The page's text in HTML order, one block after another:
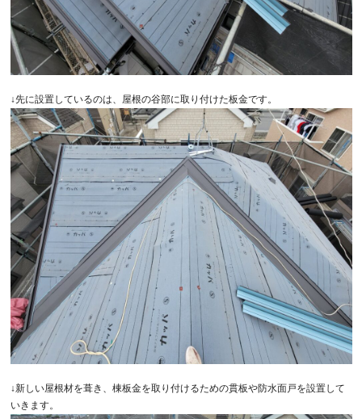
↓先に設置しているのは、屋根の谷部に取り付けた板金です。
↓新しい屋根材を葺き、棟板金を取り付けるための貫板や防水面戸を設置して
いきます。